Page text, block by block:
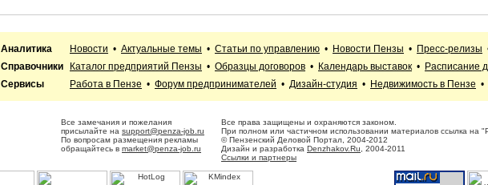
Аналитика Новости • Актуальные темы • Статьи по управлению • Новости Пензы • Пресс-релизы
Справочники
Каталог предприятий Пензы • Образцы договоров • Календарь выставок • Расписание
Сервисы
Работа в Пензе • Форум предпринимателей • Дизайн-студия • Недвижимость в Пензе •
Все замечания и пожелания
присылайте на support@penza-job.ru
По вопросам размещения рекламы
обращайтесь в market@penza-job.ru
Все права защищены и охраняются законом.
При полном или частичном использовании материалов ссылка на
© Пензенский Деловой Портал, 2004-2012
Дизайн и разработка Denzhakov.Ru , 2004-2011
Ссылки и партнеры